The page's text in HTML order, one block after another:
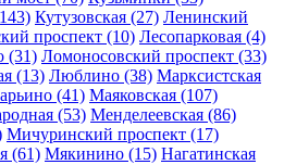
Кутузовская (27) Ленинский
проспект (10) Лесопарковая (4)
(31) Ломоносовский проспект (33)
(13) Люблино (38) Марксистская
(41) Маяковская (107)
(53) Менделеевская (86)
Мичуринский проспект (17)
(61) Мякинино (15) Нагатинская